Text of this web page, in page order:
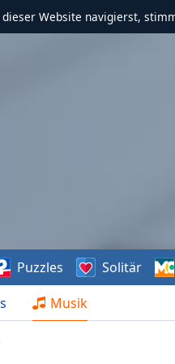
Website navigierst,
Musik
Puzzles Solitär